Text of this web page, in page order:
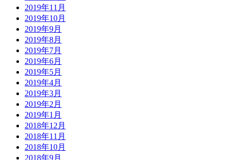
2019年11月
2019年10月
2019年9月
2019年8月
2019年7月
2019年6月
2019年5月
2019年4月
2019年3月
2019年2月
2019年1月
2018年12月
2018年11月
2018年10月
2018年9月